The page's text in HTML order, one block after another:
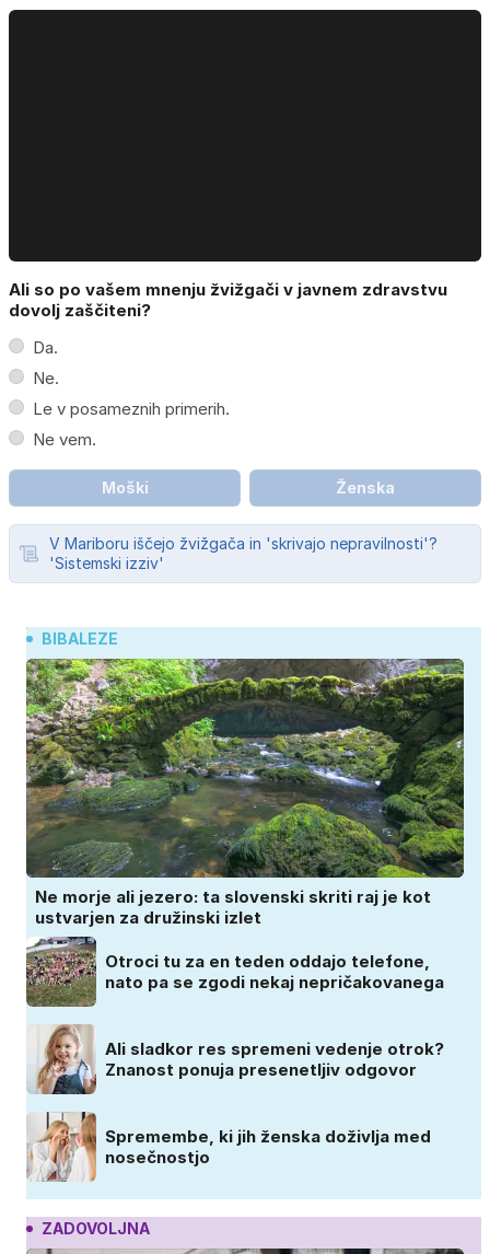
Ali so po vašem mnenju žvižgači v javnem zdravstvu
dovolj zaščiteni?
Da.
Ne.
Le v posameznih primerih.
Ne vem.
Moški Ženska
V Mariboru iščejo žvižgača in 'skrivajo nepravilnosti'?
'Sistemski izziv'
BIBALEZE
Ne morje ali jezero: ta slovenski skriti raj je kot
ustvarjen za družinski izlet
Otroci tu za en teden oddajo telefone,
nato pa se zgodi nekaj nepričakovanega
Ali sladkor res spremeni vedenje otrok?
Znanost ponuja presenetljiv odgovor
Spremembe, ki jih ženska doživlja med
nosečnostjo
ZADOVOLJNA